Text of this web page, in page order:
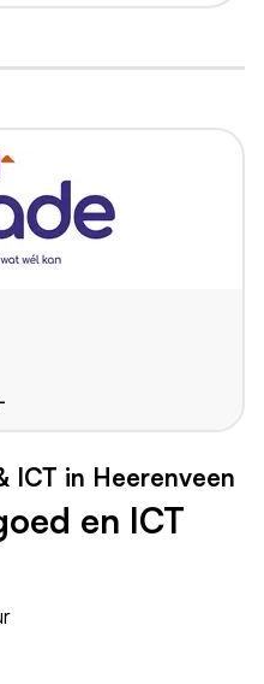
ICT in Heerenveen
en ICT